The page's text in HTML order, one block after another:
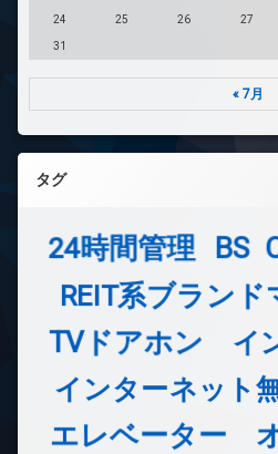
24 25 26 27
31
« 7月
タグ
24時間管理 BS
REIT系ブラン
TVドアホン イ
インターネット
エレベーター